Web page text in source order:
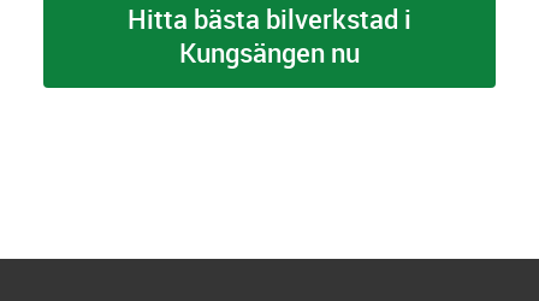
Hitta bästa bilverkstad i
Kungsängen nu